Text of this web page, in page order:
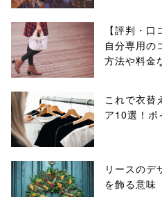
【評判・
自分専用の
方法や料金
これで衣替
ア10選！ポ
リースのデ
を飾る意味